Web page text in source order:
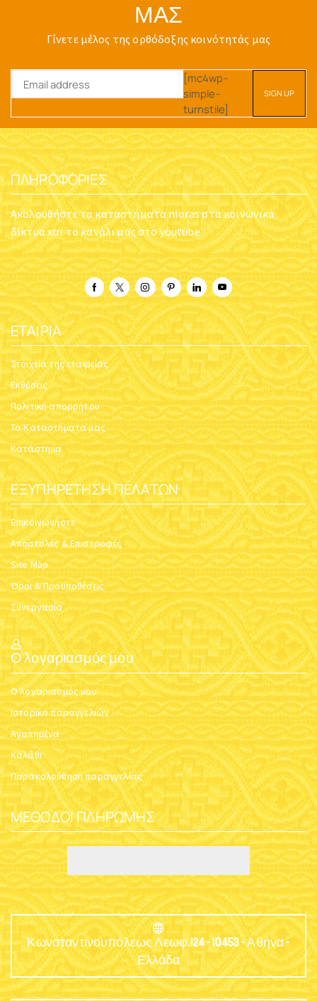
ΜΑΣ
Γίνετε μέλος της ορθόδοξης κοινότητάς μας
[mc4wp-
simple-
turnstile]
ΠΛΗΡΟΦΟΡΊΕΣ
Ακολουθήστε τα καταστήματα nioras στα κοινωνικά
δίκτυα και το κανάλι μας στο youtube
ΕΤΑΙΡΊΑ
Στοιχεία της εταιρείας
Εκθέσεις
Πολιτική απορρήτου
Τα Καταστήματα μας
Κατάστημα
ΕΞΥΠΗΡΈΤΗΣΗ ΠΕΛΑΤΏΝ
Επικοινωνήστε
Αποστολές & Επιστροφές
Site Map
Όροι & Προϋποθέσεις
Συνεργασία
Ο λογαριασμός μου
Ο λογαριασμός μου
Ιστορικό παραγγελιών
Αγαπημένα
Καλάθι
Παρακολούθηση παραγγελίας
ΜΈΘΟΔΟΙ ΠΛΗΡΩΜΉΣ
Κωνσταντινουπόλεως Λεωφ.124 - 10453 - Αθήνα -
Ελλάδα